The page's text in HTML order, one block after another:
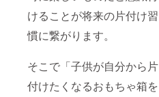
けることが将来の片付け習
慣に繋がります。
そこで「子供が自分から片
付けたくなるおもちゃ箱を